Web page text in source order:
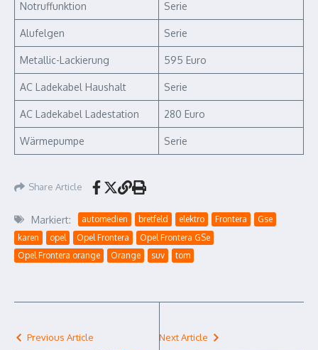
Notruffunktion Serie
Alufelgen Serie
Metallic-Lackierung 595 Euro
AC Ladekabel Haushalt Serie
AC Ladekabel Ladestation 280 Euro
Wärmepumpe Serie
Share Article
Markiert: automedien bretfeld elektro Frontera
Gse
karen
opel Opel Frontera
Opel Frontera GSe
Opel Frontera orange
Orange suv tom
Previous Article Next Article